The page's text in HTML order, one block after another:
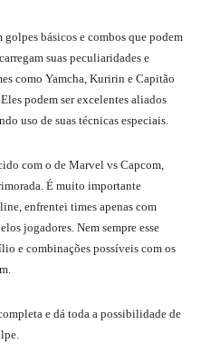
golpes básicos e combos que podem
suas peculiaridades e
como Yamcha, Kuririn e Capitão
podem ser excelentes aliados
uso de suas técnicas especiais.
com o de Marvel vs Capcom,
É muito importante
enfrentei times apenas com
jogadores. Nem sempre esse
e combinações possíveis com os
e dá toda a possibilidade de